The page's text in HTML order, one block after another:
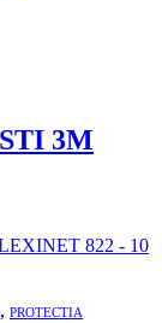
3M
, PROTECTIA